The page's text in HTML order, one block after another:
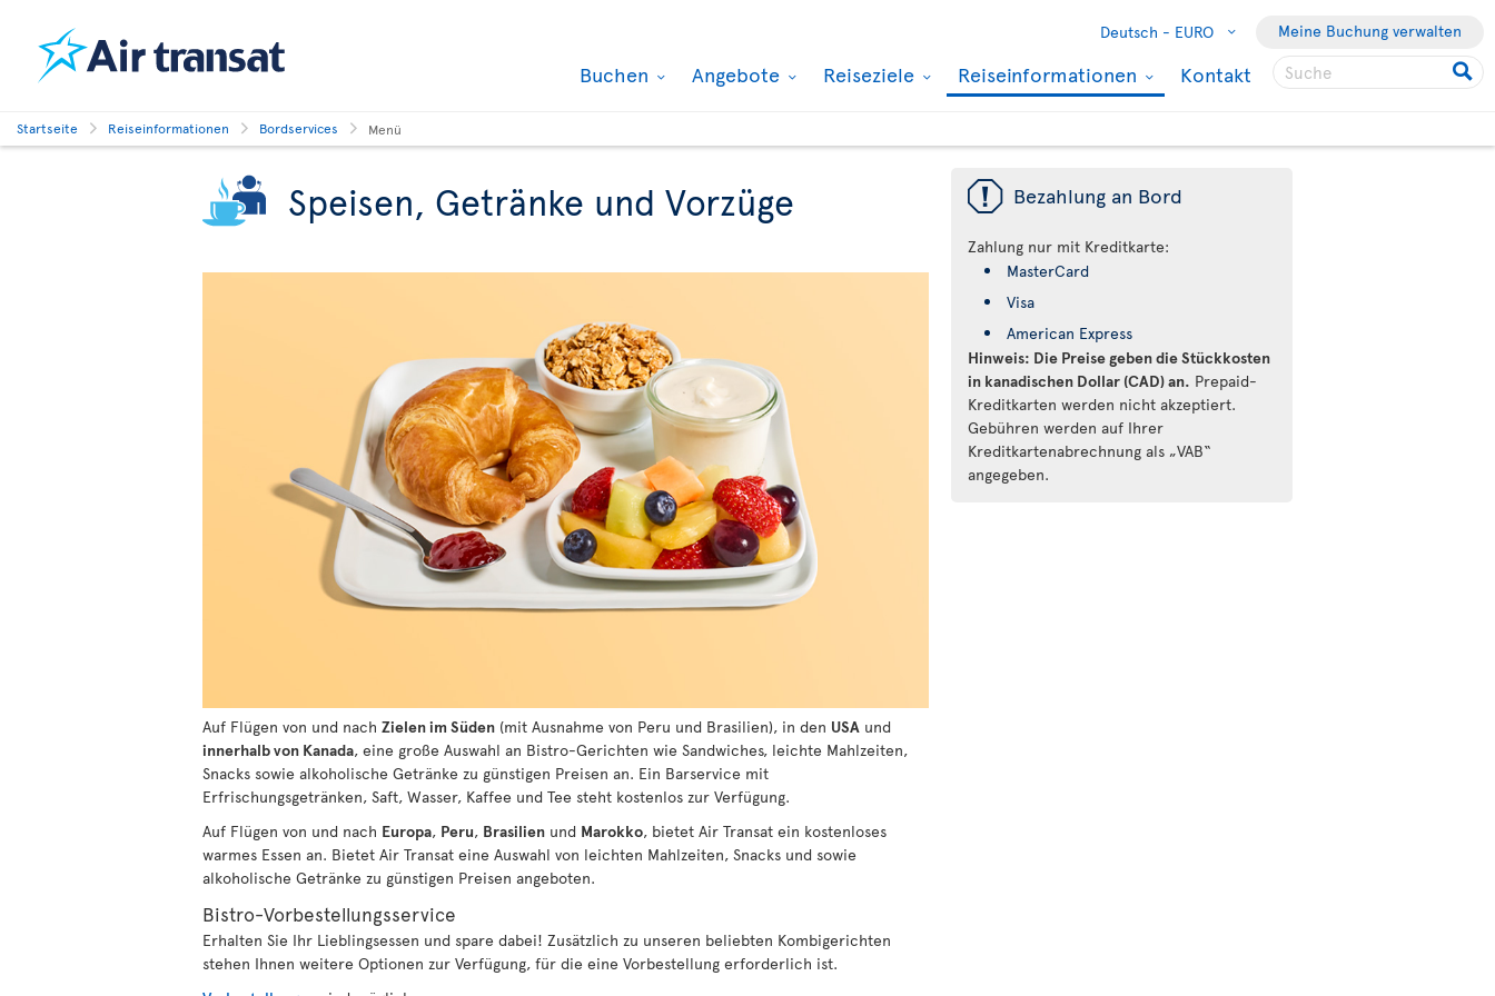
Deutsch - EURO Meine Buchung verwalten
Buchen Angebote Reiseziele Reiseinformationen Kontakt
Startseite Reiseinformationen Bordservices Menü
Speisen, Getränke und Vorzüge
Auf Flügen von und nach Zielen im Süden (mit Ausnahme von Peru und Brasilien), in den USA und
innerhalb von Kanada, eine große Auswahl an Bistro-Gerichten wie Sandwiches, leichte Mahlzeiten,
Snacks sowie alkoholische Getränke zu günstigen Preisen an. Ein Barservice mit
Erfrischungsgetränken, Saft, Wasser, Kaffee und Tee steht kostenlos zur Verfügung.
Auf Flügen von und nach Europa, Peru, Brasilien und Marokko, bietet Air Transat ein kostenloses
warmes Essen an. Bietet Air Transat eine Auswahl von leichten Mahlzeiten, Snacks und sowie
alkoholische Getränke zu günstigen Preisen angeboten.
Bistro-Vorbestellungsservice
Erhalten Sie Ihr Lieblingsessen und spare dabei! Zusätzlich zu unseren beliebten Kombigerichten
stehen Ihnen weitere Optionen zur Verfügung, für die eine Vorbestellung erforderlich ist.
ü Bezahlung an Bord
Zahlung nur mit Kreditkarte:
MasterCard
Visa
American Express
Hinweis: Die Preise geben die Stückkosten
in kanadischen Dollar (CAD) an. Prepaid-
Kreditkarten werden nicht akzeptiert.
Gebühren werden auf Ihrer
Kreditkartenabrechnung als „VAB“
angegeben.